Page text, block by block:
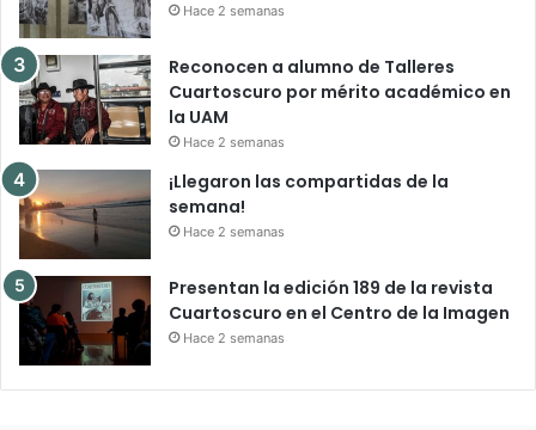
Hace 2 semanas
Reconocen a alumno de Talleres
Cuartoscuro por mérito académico en
la UAM
Hace 2 semanas
¡Llegaron las compartidas de la
semana!
Hace 2 semanas
Presentan la edición 189 de la revista
Cuartoscuro en el Centro de la Imagen
Hace 2 semanas